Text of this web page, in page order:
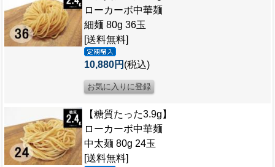
ローカーボ中華麺
細麺 80g 36玉
[送料無料]
10,880円 (税込)
【糖質たった3.9g】
ローカーボ中華麺
中太麺 80g 24玉
[送料無料]